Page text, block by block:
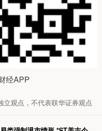
经APP
立观点，不代表联华证券观点